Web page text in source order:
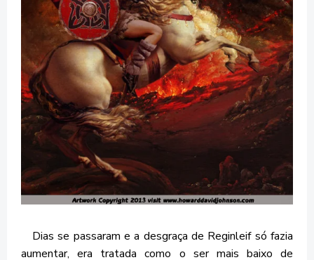
Dias se passaram e a desgraça de Reginleif só fazia
aumentar, era tratada como o ser mais baixo de